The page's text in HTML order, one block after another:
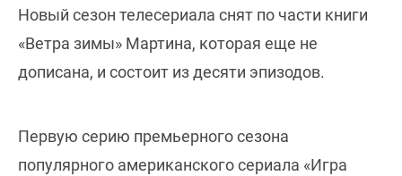
Новый сезон телесериала снят по части книги
«Ветра зимы» Мартина, которая еще не
дописана, и состоит из десяти эпизодов.
Первую серию премьерного сезона
популярного американского сериала «Игра